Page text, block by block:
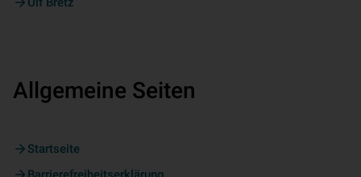
Allgemeine Seiten
Startseite